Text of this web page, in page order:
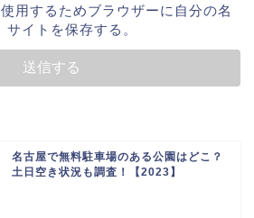
用するためブラウザーに自分の名
イトを保存する。
名古屋で無料駐車場のある公園はどこ？
土日空き状況も調査！【2023】